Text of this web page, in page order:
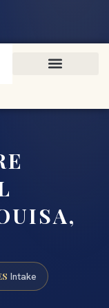
Intake